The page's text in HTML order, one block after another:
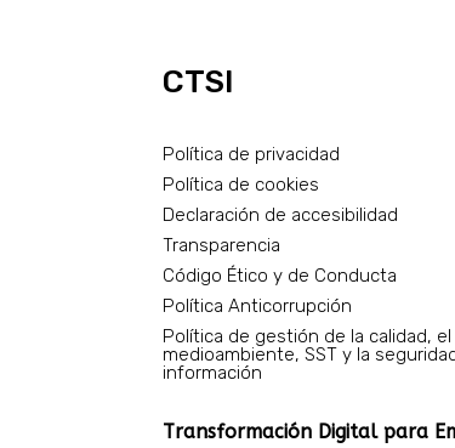
CTSI
Política de privacidad
Política de cookies
Declaración de accesibilidad
Transparencia
Código Ético y de Conducta
Política Anticorrupción
Política de gestión de la calidad, el
medioambiente, SST y la
información
Transformación Digital para